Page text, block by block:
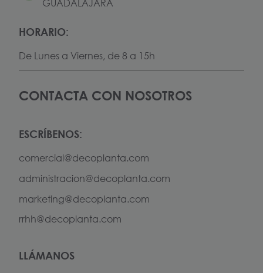
GUADALAJARA
HORARIO:
De Lunes a Viernes, de 8 a 15h
CONTACTA CON NOSOTROS
ESCRÍBENOS:
comercial@decoplanta.com
administracion@decoplanta.com
marketing@decoplanta.com
rrhh@decoplanta.com
LLÁMANOS